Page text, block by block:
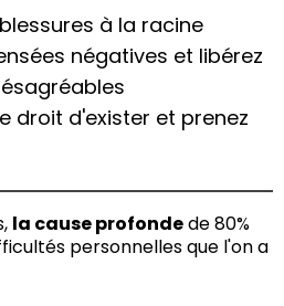
à la racine
négatives et libérez
droit d'exister et prenez
la cause profondede 80%
personnelles que l'on a